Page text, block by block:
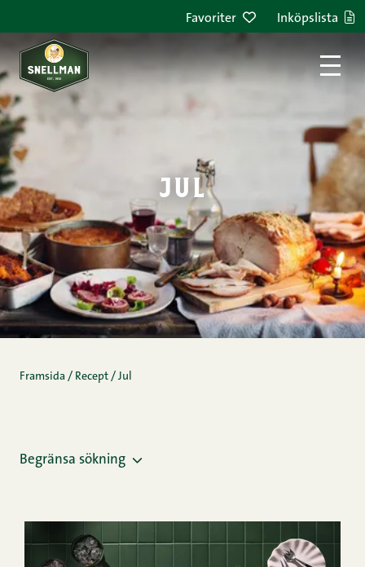
Favoriter Inköpslista
jul
Framsida / Recept / Jul
Begränsa sökning